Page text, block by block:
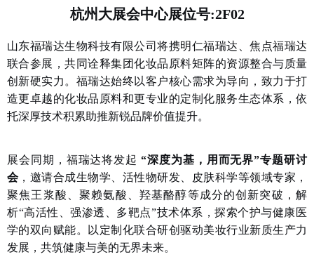
杭州大展会中心展位号:2F02
山东福瑞达生物科技有限公司将携明仁福瑞达、焦点福瑞达
联合参展，共同诠释集团化妆品原料矩阵的资源整合与质量
创新硬实力。福瑞达始终以客户核心需求为导向，致力于打
造更卓越的化妆品原料和更专业的定制化服务生态体系，依
托深厚技术积累助推新锐品牌价值提升。
展会同期，福瑞达将发起“深度为基，用而无界”专题研讨
会，邀请合成生物学、活性物研发、皮肤科学等领域专家，
聚焦王浆酸、聚赖氨酸、羟基酪醇等成分的创新突破，解
析“高活性、强渗透、多靶点”技术体系，探索个护与健康医
学的双向赋能。以定制化联合研创驱动美妆行业新质生产力
发展，共筑健康与美的无界未来。